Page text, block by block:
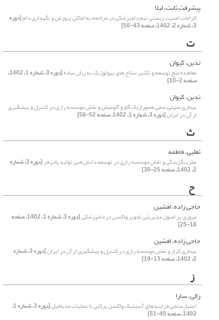
پیشرفت ثابت، لیلا
الزامات امنیت زیستی تیم دامپزشکی در مراجعه به اماکن پرورش و نگهداری دام[دوره
3، شماره 2، 1402، صفحه 43-50]
ت
تدین، کیوان
معاهده منع توسعه و تکثیر سلاح های بیولوژیک به زبان ساده [دوره 3، شماره 1، 1402،
صفحه 2-10]
تدین، کیوان
بیماری سپتی سمی هموراژیک گاو و گاومیش و نقش موسسه رازی در کنترل و پیشگیری
از آن در ایران[دوره 3، شماره 1، 1402، صفحه 52-56]
ث
ثعلبی، فاطمه
عقرب‌گزیدگی و نقش موسسه رازی در توسعه دانش فنی تولید پادزهر [دوره 3، شماره
2، 1402، صفحه 25-30]
ح
حاجی زاده، افشین
مروری بر اصول مدیریتی تجویز واکسن در دامپزشکی [دوره 3، شماره 1، 1402، صفحه
18-25]
حاجی زاده، افشین
بیماری کزاز و نقش موسسه رازی در کنترل و پیشگیری از آن در ایران [دوره 3، شماره
2، 1402، صفحه 13-19]
ز
زالی، سارا
اعتبارسنجی فرایندهای آسپتیک واکسن پرکنی با عملیات مدیافیل [دوره 3، شماره 1،
1402، صفحه 45-51]